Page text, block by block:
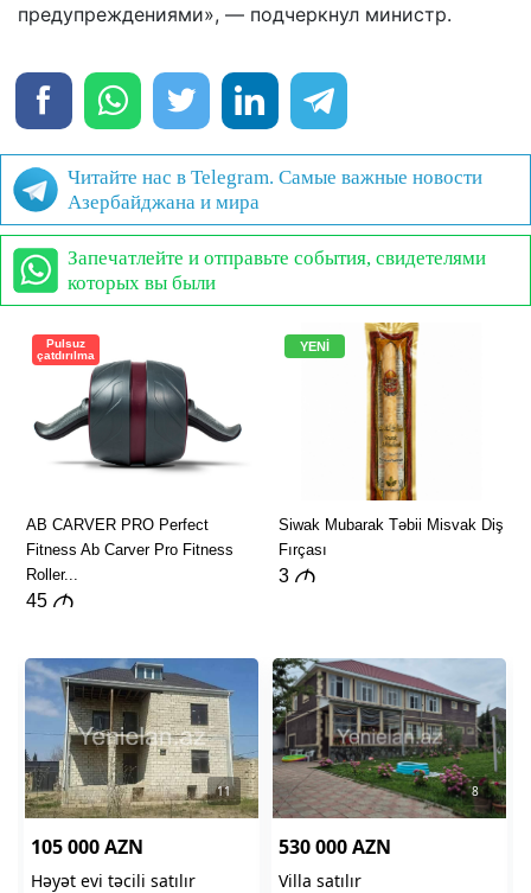
предупреждениями», — подчеркнул министр.
Читайте нас в Telegram. Самые важные новости
Азербайджана и мира
Запечатлейте и отправьте события, свидетелями
которых вы были